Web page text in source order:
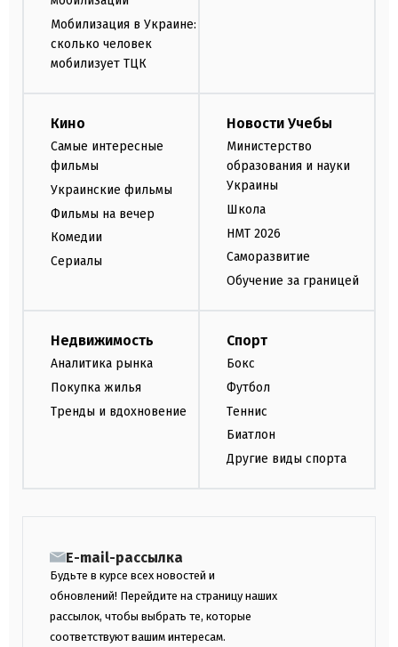
Мобилизация в Украине:
сколько человек
мобилизует ТЦК
Кино
Самые интересные
фильмы
Украинские фильмы
Фильмы на вечер
Комедии
Сериалы
Новости Учебы
Министерство
образования и науки
Украины
Школа
НМТ 2026
Саморазвитие
Обучение за границей
Недвижимость
Аналитика рынка
Покупка жилья
Тренды и вдохновение
Спорт
Бокс
Футбол
Теннис
Биатлон
Другие виды спорта
E-mail-рассылка
Будьте в курсе всех новостей и
обновлений! Перейдите на страницу наших
рассылок, чтобы выбрать те, которые
соответствуют вашим интересам.